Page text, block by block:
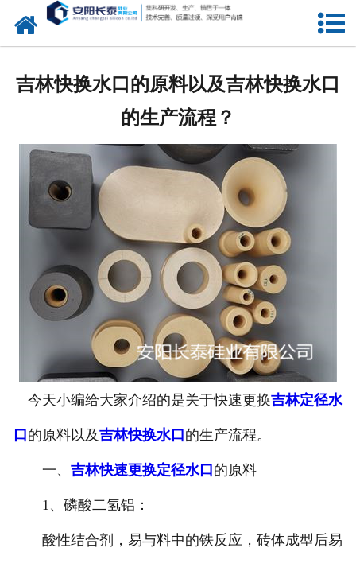
网站首页
中间包水口
定径水口
产品中心
新闻中心
联系我们
吉林快换水口的原料以及吉林快换水口
的生产流程？
今天小编给大家介绍的是关于快速更换吉林定径水
口 的原料以及吉林快换水口 的生产流程。
一、 吉林快速更换定径水口 的原料
1、磷酸二氢铝：
酸性结合剂，易与料中的铁反应，砖体成型后易